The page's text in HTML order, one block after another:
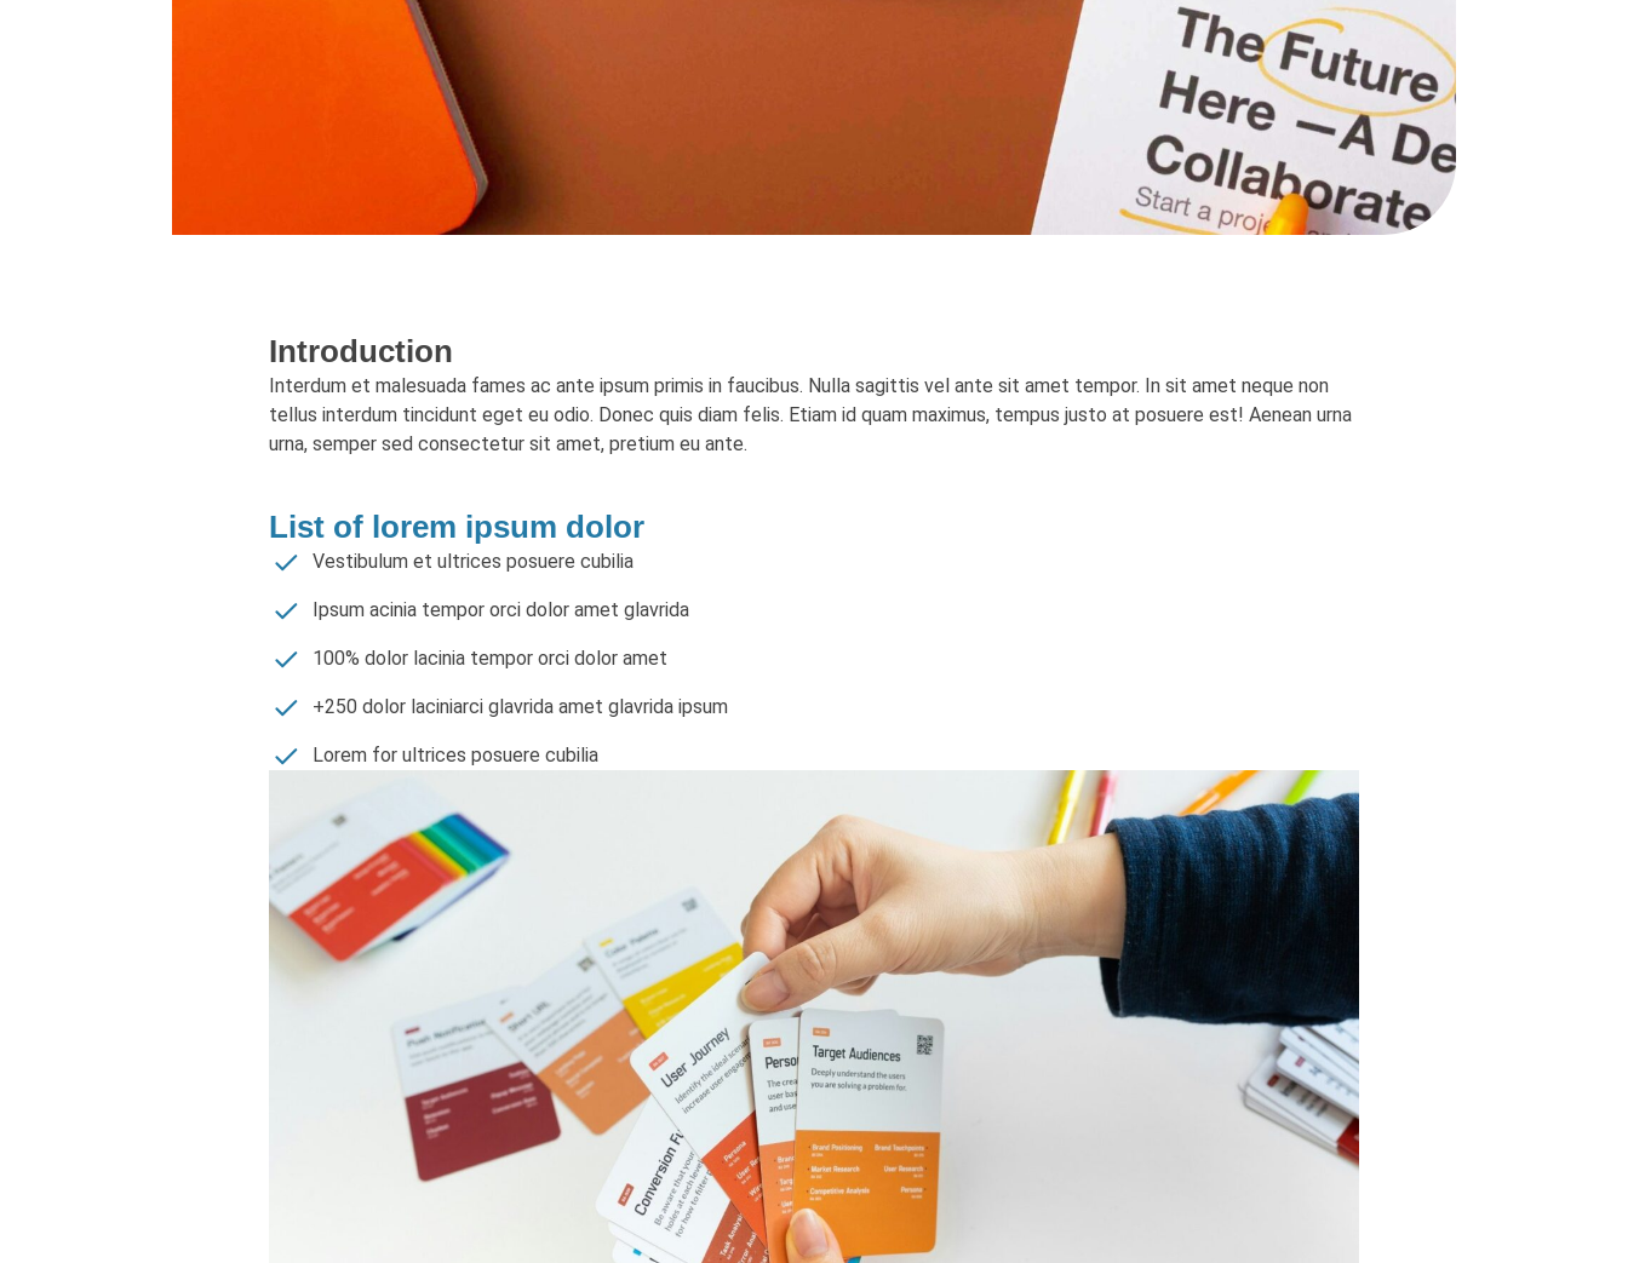
Introduction
Interdum et malesuada fames ac ante ipsum primis in faucibus. Nulla sagittis vel ante sit amet tempor. In sit amet neque non
tellus interdum tincidunt eget eu odio. Donec quis diam felis. Etiam id quam maximus, tempus justo at posuere est! Aenean urna
urna, semper sed consectetur sit amet, pretium eu ante.
List of lorem ipsum dolor
Vestibulum et ultrices posuere cubilia
Ipsum acinia tempor orci dolor amet glavrida
100% dolor lacinia tempor orci dolor amet
+250 dolor laciniarci glavrida amet glavrida ipsum
Lorem for ultrices posuere cubilia